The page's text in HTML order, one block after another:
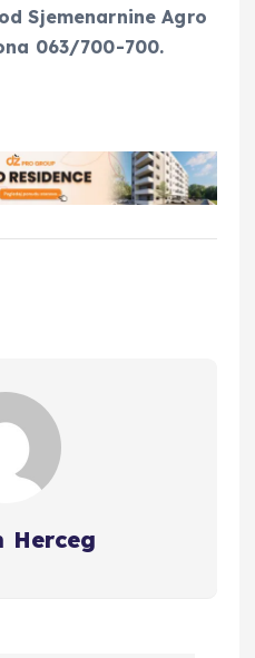
Sjemenarnine Agro
063/700-700.
Herceg